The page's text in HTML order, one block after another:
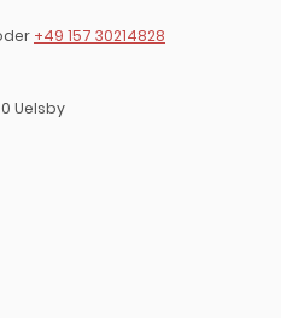
+49 157 30214828
Uelsby